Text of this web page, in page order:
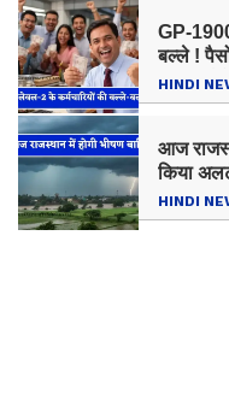
GP-
बल्ले !
जाएगी
HINDI
आज
किया
HINDI